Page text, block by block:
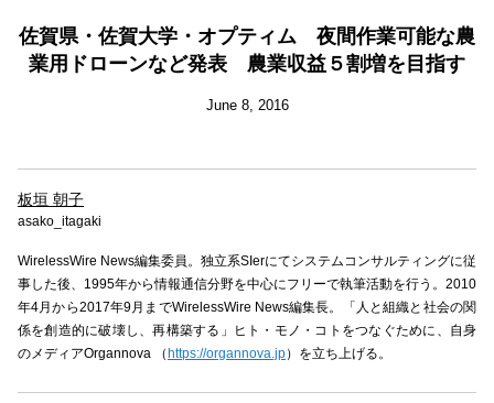
佐賀県・佐賀大学・オプティム 夜間作業可能な農
業用ドローンなど発表 農業収益５割増を目指す
June 8, 2016
板垣 朝子
asako_itagaki
WirelessWire News編集委員。独立系SIerにてシステムコンサルティングに従
事した後、1995年から情報通信分野を中心にフリーで執筆活動を行う。2010
年4月から2017年9月までWirelessWire News編集長。「人と組織と社会の関
係を創造的に破壊し、再構築する」ヒト・モノ・コトをつなぐために、自身
のメディアOrgannova （ https://organnova.jp）を立ち上げる。